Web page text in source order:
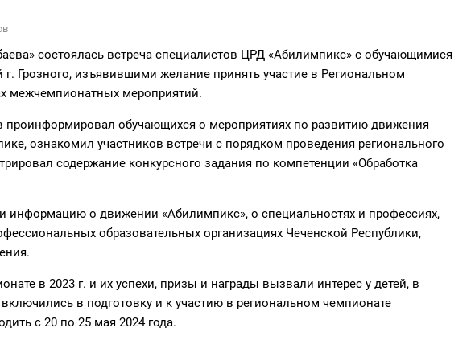
состоялась встреча специалистов ЦРД «Абилимпикс» с обучающимися
Грозного, изъявившими желание принять участие в Региональном
межчемпионатных мероприятий.
проинформировал обучающихся о мероприятиях по развитию движения
ознакомил участников встречи с порядком проведения регионального
содержание конкурсного задания по компетенции «Обработка
информацию о движении «Абилимпикс», о специальностях и профессиях,
образовательных организациях Чеченской Республики,
в 2023 г. и их успехи, призы и награды вызвали интерес у детей, в
включились в подготовку и к участию в региональном чемпионате
с 20 по 25 мая 2024 года.